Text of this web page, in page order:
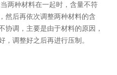
两种材料在一起时，含量不符
，然后再依次调整两种材料的含
协调，主要是由于材料的原因，
调整好之后再进行压制。